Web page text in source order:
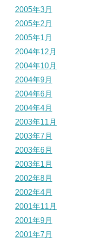
2005年3月
2005年2月
2005年1月
2004年12月
2004年10月
2004年9月
2004年6月
2004年4月
2003年11月
2003年7月
2003年6月
2003年1月
2002年8月
2002年4月
2001年11月
2001年9月
2001年7月